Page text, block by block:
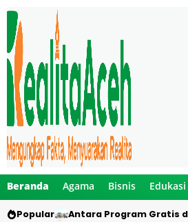
Beranda Agama Bisnis Edukasi
Popular Antara Program Gratis